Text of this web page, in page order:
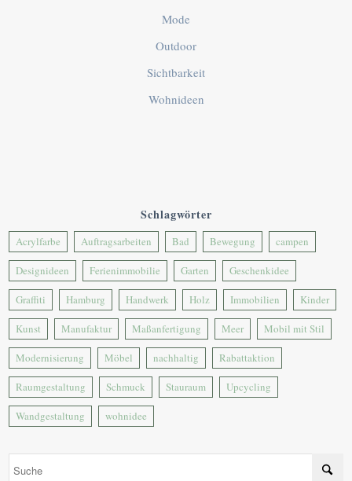
Mode
Outdoor
Sichtbarkeit
Wohnideen
Schlagwörter
Acrylfarbe Auftragsarbeiten Bad Bewegung campen
Designideen Ferienimmobilie Garten Geschenkidee
Graffiti Hamburg Handwerk Holz Immobilien Kinder
Kunst Manufaktur Maßanfertigung Meer Mobil mit Stil
Modernisierung Möbel nachhaltig Rabattaktion
Raumgestaltung Schmuck Stauraum Upcycling
Wandgestaltung wohnidee